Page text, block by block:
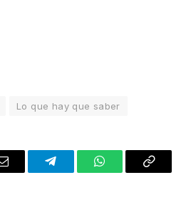
Lo que hay que saber
Email TelegramWhatsAppCopy